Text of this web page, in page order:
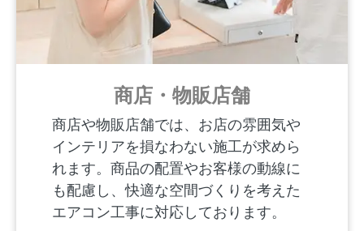
商店・物販店舗
商店や物販店舗では、お店の雰囲気や
インテリアを損なわない施工が求めら
れます。商品の配置やお客様の動線に
も配慮し、快適な空間づくりを考えた
エアコン工事に対応しております。